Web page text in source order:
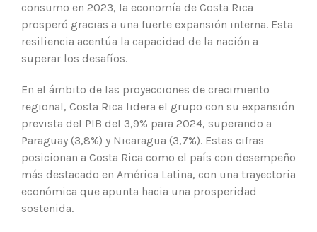
consumo en 2023, la economía de Costa Rica
prosperó gracias a una fuerte expansión interna. Esta
resiliencia acentúa la capacidad de la nación a
superar los desafíos.
En el ámbito de las proyecciones de crecimiento
regional, Costa Rica lidera el grupo con su expansión
prevista del PIB del 3,9% para 2024, superando a
Paraguay (3,8%) y Nicaragua (3,7%). Estas cifras
posicionan a Costa Rica como el país con desempeño
más destacado en América Latina, con una trayectoria
económica que apunta hacia una prosperidad
sostenida.